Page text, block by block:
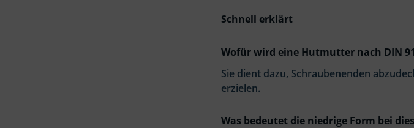
Schnell erklärt
Wofür wird eine Hutmutter nach DIN
Sie dient dazu, Schraubenenden
erzielen.
Was bedeutet die niedrige Form bei